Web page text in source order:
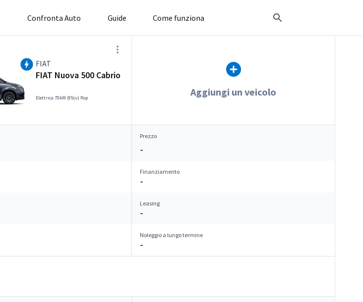
Confronta Auto Guide Come funziona
FIAT
FIAT Nuova 500 Cabrio
Elettrica 70kW (95cv) Pop Aggiungi un veicolo
Prezzo
–
Finanziamento
–
Leasing
–
Noleggio a lungo termine
–